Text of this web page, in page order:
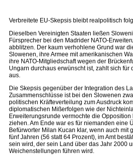
Verbreitete EU-Skepsis bleibt realpolitisch
Dieselben Vereinigten Staaten ließen
Fürsprecher bei den Madrider NATO-
abblitzen. Der kaum verhohlene Grund war
Slowenen, ihre Armee mit amerikanischen
ihre NATO-Mitgliedschaft wegen der
Ungarn durchaus erwünscht ist, zahlt sich
aus.
Die Skepsis gegenüber der Integration des
Zusammenschlüsse ist bei den Slowenen
politischen Kräfteverteilung zum Ausdruck
diplomatischen Mißerfolgen wie der
Erweiterungsrunde vermochte die
ziehen. Am Ende war es für niemanden eine
Befürworter Milan Kucan klar, wenn auch mit
fünf Jahren (56 statt 64 Prozent), im Amt
sein wird, der sein Land über das Jahr 2000
Weichenstellungen führen wird.